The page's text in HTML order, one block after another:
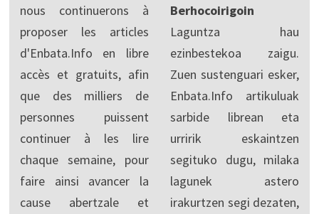
nous continuerons à
proposer les articles
d'Enbata.Info en libre
accès et gratuits, afin
que des milliers de
personnes puissent
continuer à les lire
chaque semaine, pour
faire ainsi avancer la
cause abertzale et
Berhocoirigoin
Laguntza hau
ezinbestekoa zaigu.
Zuen sustenguari esker,
Enbata.Info artikuluak
sarbide librean eta
urririk eskaintzen
segituko dugu, milaka
lagunek astero
irakurtzen segi dezaten,